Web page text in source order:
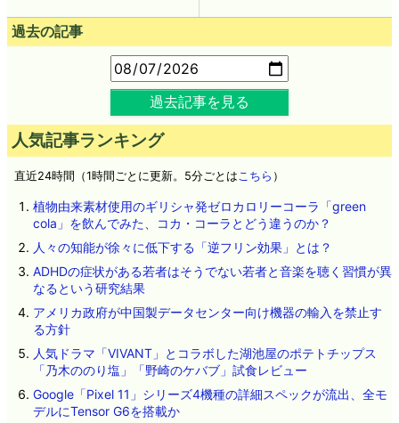
お知らせ コラム
過去記事を見る
人気記事ランキング
植物由来素材使用のギリシャ発ゼロカロリーコーラ「green
cola」を飲んでみた、コカ・コーラとどう違うのか？
人々の知能が徐々に低下する「逆フリン効果」とは？
ADHDの症状がある若者はそうでない若者と音楽を聴く習慣が異
なるという研究結果
アメリカ政府が中国製データセンター向け機器の輸入を禁止す
る方針